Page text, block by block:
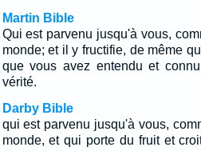
Martin Bible
Qui est parvenu jusqu'à vous,
monde; et il y fructifie, de même
que vous avez entendu et
vérité.
Darby Bible
qui est parvenu jusqu'à vous,
monde, et qui porte du fruit et